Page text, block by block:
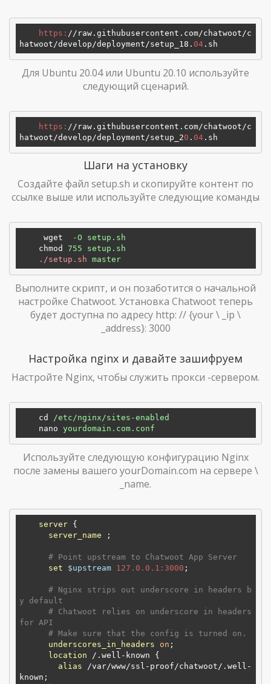
https: / /raw.githubusercontent.com/chatwoot /c
hatwoot/develop /deployment/setup _18. 04
Для Ubuntu 20.04 или Ubuntu 20.10 используйте
следующий сценарий.
https: / /raw.githubusercontent.com/chatwoot /c
hatwoot/develop /deployment/setup _20 . 04
Шаги на установку
Создайте файл setup.sh и скопируйте контент по
ссылке выше или используйте следующие команды
wget
-O setup.sh
chmod
755 setup.sh
./setup.sh master
Выполните скрипт, и он позаботится о начальной
настройке Chatwoot. Установка Chatwoot теперь
будет доступна по адресу http: // {your \ _ip \
_address}: 3000
Настройка nginx и давайте зашифруем
Настройте Nginx, чтобы служить прокси -сервером.
cd
/etc/nginx/sites-enabled
nano yourdomain.com.conf
Используйте следующую конфигурацию Nginx
после замены вашего yourDomain.com на сервере \
_name.
server {
server_name ;
# Point upstream to Chatwoot App Server
set
$upstream 127.0.0.1:3000 ;
# Nginx strips out underscore in headers b
y default
# Chatwoot relies on underscore in headers
for API
# Make sure that the config is turned on.
underscores_in_headers
on ;
location /.well-known {
alias /var/www/ssl-proof/chatwoot/.well-
known;